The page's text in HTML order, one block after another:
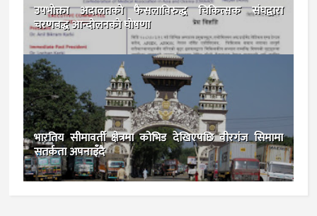
उपभोक्ता अदालतको फैसलाविरुद्ध चिकित्सक संघद्वारा
चरणबद्ध आन्दोलनकाे घोषणा
भारतिय सीमावर्ती क्षेत्रमा कोभिड देखिएपछि वीरगंज सिमामा
सतर्कता अपनाइँदै